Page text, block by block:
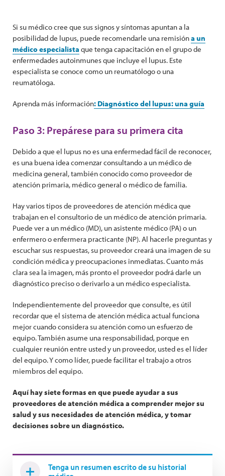
Si su médico cree que sus signos y síntomas apuntan a la
posibilidad de lupus, puede recomendarle una remisióna un
médico especialista que tenga capacitación en el grupo de
enfermedades autoinmunes que incluye el lupus. Este
especialista se conoce como un reumatólogo o una
reumatóloga.
Aprenda más información: Diagnóstico del lupus: una guía
Paso 3: Prepárese para su primera cita
Debido a que el lupus no es una enfermedad fácil de reconocer,
es una buena idea comenzar consultando a un médico de
medicina general, también conocido como proveedor de
atención primaria, médico general o médico de familia.
Hay varios tipos de proveedores de atención médica que
trabajan en el consultorio de un médico de atención primaria.
Puede ver a un médico (MD), un asistente médico (PA) o un
enfermero o enfermera practicante (NP). Al hacerle preguntas y
escuchar sus respuestas, su proveedor creará una imagen de su
condición médica y preocupaciones inmediatas. Cuanto más
clara sea la imagen, más pronto el proveedor podrá darle un
diagnóstico preciso o derivarlo a un médico especialista.
Independientemente del proveedor que consulte, es útil
recordar que el sistema de atención médica actual funciona
mejor cuando considera su atención como un esfuerzo de
equipo. También asume una responsabilidad, porque en
cualquier reunión entre usted y un proveedor, usted es el líder
del equipo. Y como líder, puede facilitar el trabajo a otros
miembros del equipo.
Aquí hay siete formas en que puede ayudar a sus
proveedores de atención médica a comprender mejor su
salud y sus necesidades de atención médica, y tomar
decisiones sobre un diagnóstico.
Tenga un resumen escrito de su historial